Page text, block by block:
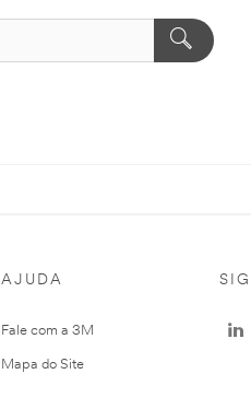
AJUDA
Fale com a 3M
Mapa do Site